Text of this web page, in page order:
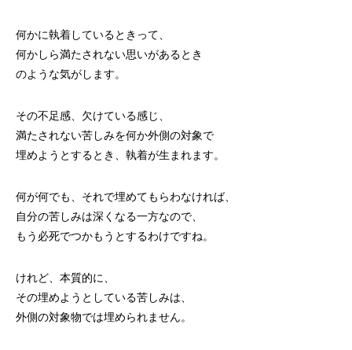
何かに執着しているときって、
何かしら満たされない思いがあるとき
のような気がします。
その不足感、欠けている感じ、
満たされない苦しみを何か外側の対象で
埋めようとするとき、執着が生まれます。
何が何でも、それで埋めてもらわなければ、
自分の苦しみは深くなる一方なので、
もう必死でつかもうとするわけですね。
けれど、本質的に、
その埋めようとしている苦しみは、
外側の対象物では埋められません。